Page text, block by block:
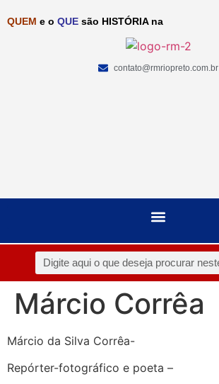
QUEM e o QUE são HISTÓRIA na
contato@rmriopreto.com.br
Márcio Corrêa
Márcio da Silva Corrêa-
Repórter-fotográfico e poeta –